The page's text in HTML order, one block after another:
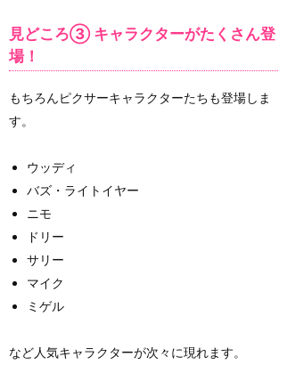
見どころ③ キャラクターがたくさん登
場！
もちろんピクサーキャラクターたちも登場しま
す。
ウッディ
バズ・ライトイヤー
ニモ
ドリー
サリー
マイク
ミゲル
など人気キャラクターが次々に現れます。